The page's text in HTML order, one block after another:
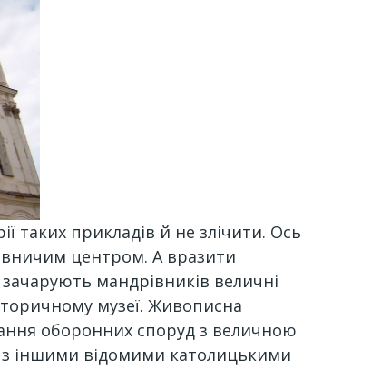
таких прикладів й не злічити. Ось
центром. А вразити
мандрівників величні
музеї. Живописна
оборонних споруд з величною
з іншими відомими католицькими